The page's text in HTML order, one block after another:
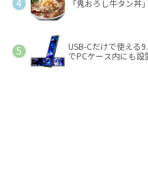
「鬼おろし牛タン
USB-Cだけで使える
でPCケース内にも設